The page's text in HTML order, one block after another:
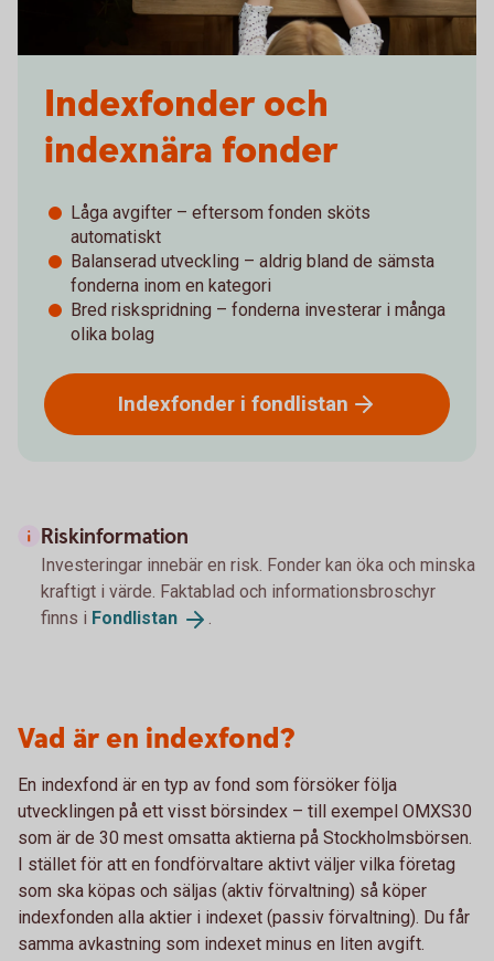
Indexfonder och
indexnära fonder
Låga avgifter – eftersom fonden sköts
automatiskt
Balanserad utveckling – aldrig bland de sämsta
fonderna inom en kategori
Bred riskspridning – fonderna investerar i många
olika bolag
Indexfonder i fondlistan
Riskinformation
Investeringar innebär en risk. Fonder kan öka och minska
kraftigt i värde. Faktablad och informationsbroschyr
finns i Fondlistan .
Vad är en indexfond?
En indexfond är en typ av fond som försöker följa
utvecklingen på ett visst börsindex – till exempel OMXS30
som är de 30 mest omsatta aktierna på Stockholmsbörsen.
I stället för att en fondförvaltare aktivt väljer vilka företag
som ska köpas och säljas (aktiv förvaltning) så köper
indexfonden alla aktier i indexet (passiv förvaltning). Du får
samma avkastning som indexet minus en liten avgift.